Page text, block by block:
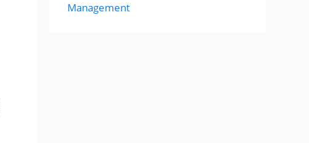
Management